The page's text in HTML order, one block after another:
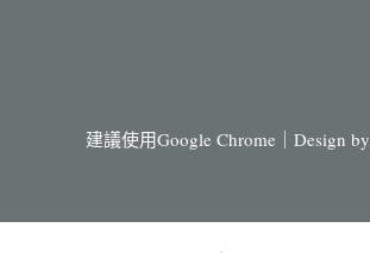
建議使用Google Chrome｜Design by